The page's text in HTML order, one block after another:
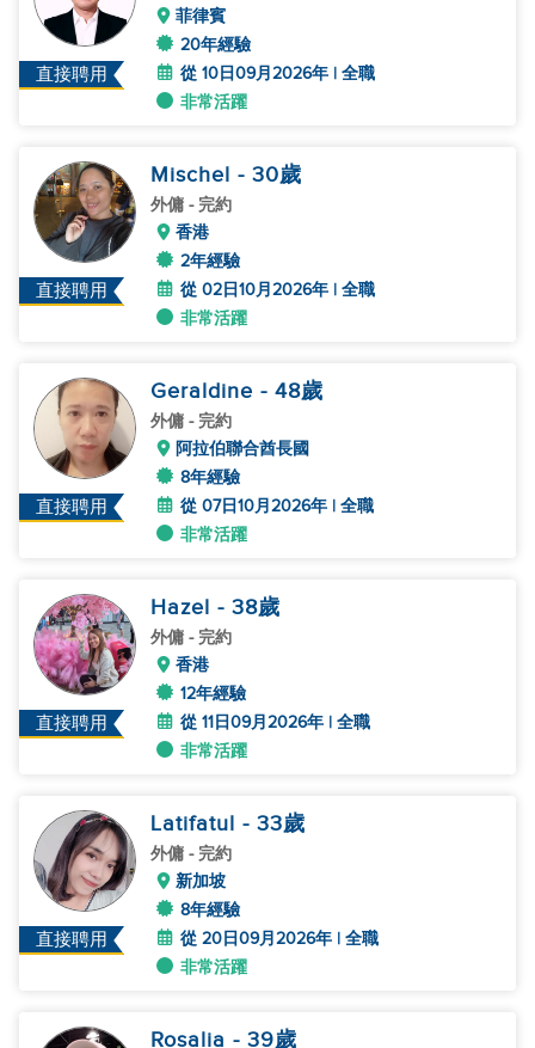
直接聘用
菲律賓
20年經驗
從 10日09月2026年 | 全職
非常活躍
直接聘用
Mischel - 30歲
外傭 - 完約
香港
2年經驗
從 02日10月2026年 | 全職
非常活躍
直接聘用
Geraldine - 48歲
外傭 - 完約
阿拉伯聯合酋長國
8年經驗
從 07日10月2026年 | 全職
非常活躍
直接聘用
Hazel - 38歲
外傭 - 完約
香港
12年經驗
從 11日09月2026年 | 全職
非常活躍
直接聘用
Latifatul - 33歲
外傭 - 完約
新加坡
8年經驗
從 20日09月2026年 | 全職
非常活躍
Rosalia - 39歲